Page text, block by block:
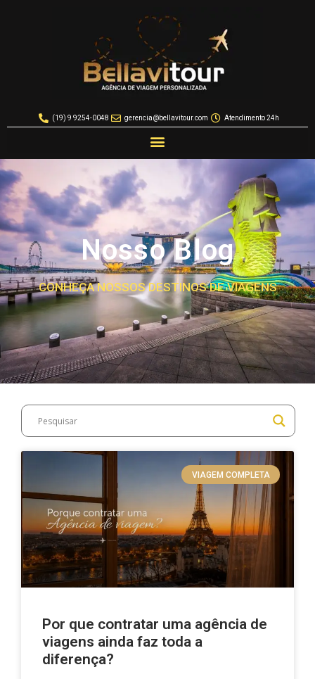
(19) 9 9254-0048 gerencia@bellavitour.com Atendimento 24h
Nosso Blog
CONHEÇA NOSSOS DESTINOS DE VIAGENS
VIAGEM COMPLETA
Por que contratar uma agência de
viagens ainda faz toda a
diferença?